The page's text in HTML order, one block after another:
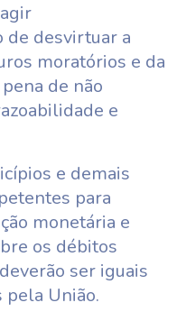
de desvirtuar a
moratórios e da
de não
e
e demais
para
monetária e
os débitos
ser iguais
União.